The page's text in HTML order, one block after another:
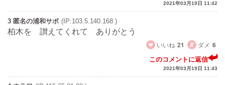
2021年03月19日 11:42
3 匿名の浦和サポ (IP:103.5.140.168 )
柏木を 讃えてくれて ありがとう
いいね 21 ダメ 6
このコメントに返信
2021年03月19日 11:43